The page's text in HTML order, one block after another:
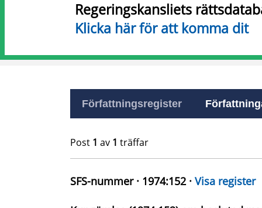
Regeringskansliets
Klicka här för att komma dit
Författningsregister
Post 1 av 1 träffar
SFS-nummer · 1974:152 · Visa register